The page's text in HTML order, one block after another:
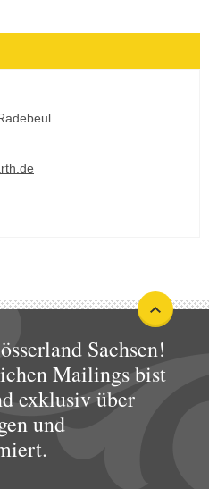
Sachsen!
Mailings bist
exklusiv über
und